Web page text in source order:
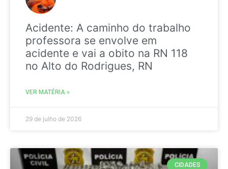
Acidente: A caminho do trabalho
professora se envolve em
acidente e vai a obito na RN 118
no Alto do Rodrigues, RN
VER MATÉRIA »
29 de julho de 2026
CIDADES